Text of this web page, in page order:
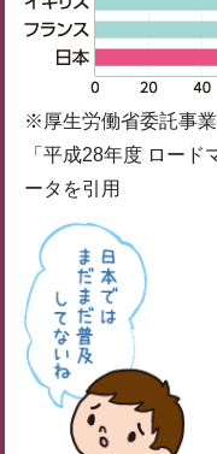
※厚生労働省委託事業
「平成28年度 ロー
ータを引用